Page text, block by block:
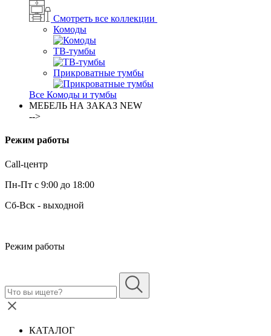
Смотреть все коллекции
Комоды
ТВ-тумбы
Прикроватные тумбы
Все Комоды и тумбы
МЕБЕЛЬ НА ЗАКАЗ NEW
-->
Режим работы
Call-центр
Пн-Пт с 9:00 до 18:00
Сб-Вск - выходной
Режим работы
КАТАЛОГ